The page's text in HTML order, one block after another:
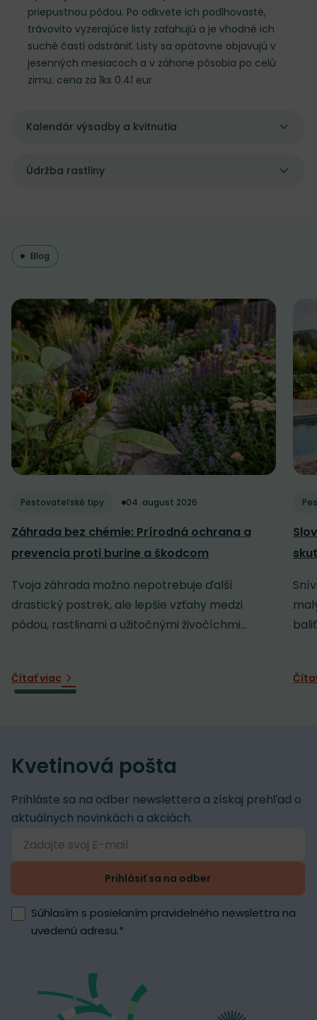
priepustnou pôdou. Po odkvete ich podlhovasté,
trávovito vyzerajúce listy zaťahujú a je vhodné ich
suché časti odstrániť. Listy sa opätovne objavujú v
jesenných mesiacoch a v záhone pôsobia po celú
zimu. cena za 1ks 0.41 eur
Kalendár výsadby a kvitnutia
Údržba rastliny
Blog
Pestovateľské tipy 04. august 2026
Záhrada bez chémie: Prírodná ochrana a
prevencia proti burine a škodcom
Tvoja záhrada možno nepotrebuje ďalší
drastický postrek, ale lepšie vzťahy medzi
pôdou, rastlinami a užitočnými živočíchmi...
Čítať viac
Kvetinová pošta
Prihláste sa na odber newslettera a získaj prehľad o
aktuálnych novinkách a akciách.
Prihlásiť sa na odber
Súhlasím s posielaním pravidelného newslettra na
uvedenú adresu.*